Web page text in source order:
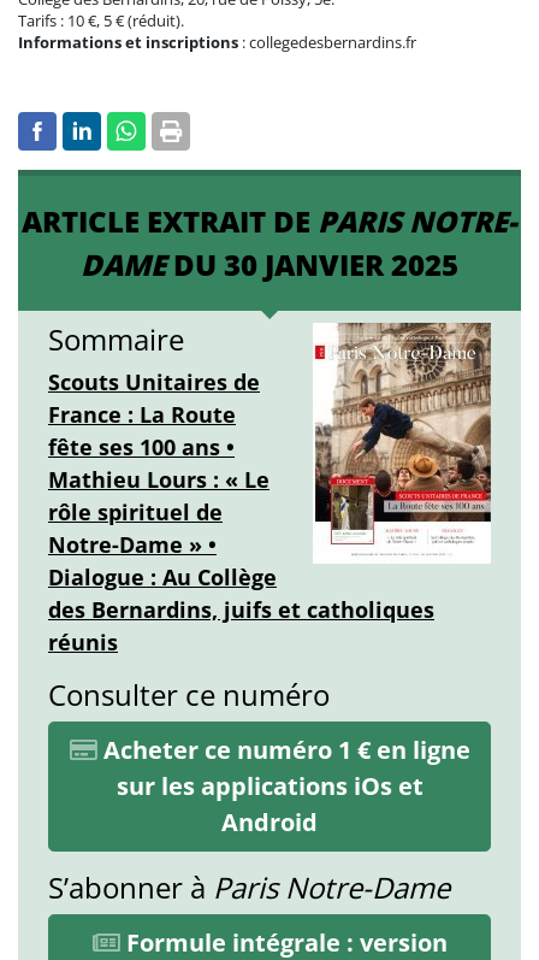
Tarifs : 10 €, 5 € (réduit).
Informations et inscriptions : collegedesbernardins.fr
ARTICLE EXTRAIT DE PARIS NOTRE-
DAMEDU 30 JANVIER 2025
Sommaire
Scouts Unitaires de
France : La Route
fête ses 100 ans •
Mathieu Lours : « Le
rôle spirituel de
Notre-Dame » •
Dialogue : Au Collège
des Bernardins, juifs et catholiques
réunis
Consulter ce numéro
Acheter ce numéro 1 € en ligne
sur les applications iOs et
Android
S’abonner à Paris Notre-Dame
Formule intégrale : version